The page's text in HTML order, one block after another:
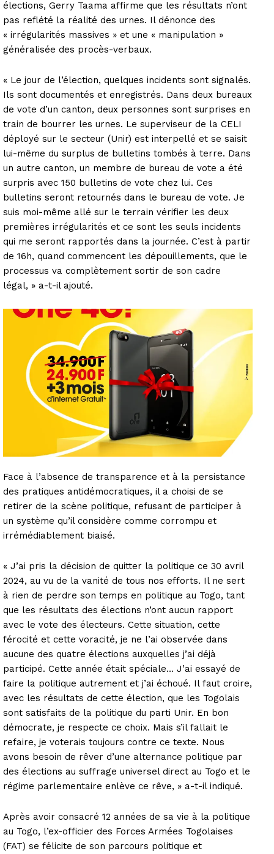
élections, Gerry Taama affirme que les résultats n’ont
pas reflété la réalité des urnes. Il dénonce des
« irrégularités massives » et une « manipulation »
généralisée des procès-verbaux.
« Le jour de l’élection, quelques incidents sont signalés.
Ils sont documentés et enregistrés. Dans deux bureaux
de vote d’un canton, deux personnes sont surprises en
train de bourrer les urnes. Le superviseur de la CELI
déployé sur le secteur (Unir) est interpellé et se saisit
lui-même du surplus de bulletins tombés à terre. Dans
un autre canton, un membre de bureau de vote a été
surpris avec 150 bulletins de vote chez lui. Ces
bulletins seront retournés dans le bureau de vote. Je
suis moi-même allé sur le terrain vérifier les deux
premières irrégularités et ce sont les seuls incidents
qui me seront rapportés dans la journée. C’est à partir
de 16h, quand commencent les dépouillements, que le
processus va complètement sortir de son cadre
légal, » a-t-il ajouté.
Face à l’absence de transparence et à la persistance
des pratiques antidémocratiques, il a choisi de se
retirer de la scène politique, refusant de participer à
un système qu’il considère comme corrompu et
irrémédiablement biaisé.
« J’ai pris la décision de quitter la politique ce 30 avril
2024, au vu de la vanité de tous nos efforts. Il ne sert
à rien de perdre son temps en politique au Togo, tant
que les résultats des élections n’ont aucun rapport
avec le vote des électeurs. Cette situation, cette
férocité et cette voracité, je ne l’ai observée dans
aucune des quatre élections auxquelles j’ai déjà
participé. Cette année était spéciale… J’ai essayé de
faire la politique autrement et j’ai échoué. Il faut croire,
avec les résultats de cette élection, que les Togolais
sont satisfaits de la politique du parti Unir. En bon
démocrate, je respecte ce choix. Mais s’il fallait le
refaire, je voterais toujours contre ce texte. Nous
avons besoin de rêver d’une alternance politique par
des élections au suffrage universel direct au Togo et le
régime parlementaire enlève ce rêve, » a-t-il indiqué.
Après avoir consacré 12 années de sa vie à la politique
au Togo, l’ex-officier des Forces Armées Togolaises
(FAT) se félicite de son parcours politique et